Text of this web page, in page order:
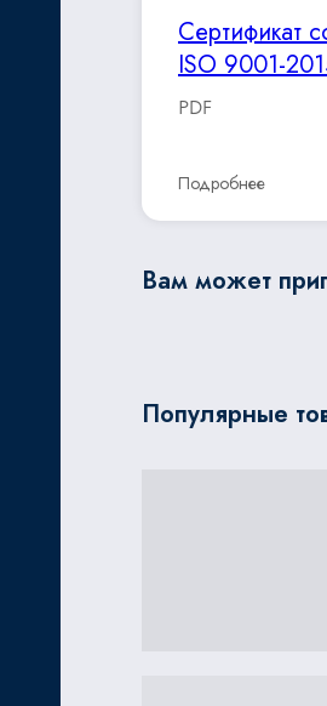
Сертификат
ISO 9001-
PDF
Подробнее
Вам может
Популярные